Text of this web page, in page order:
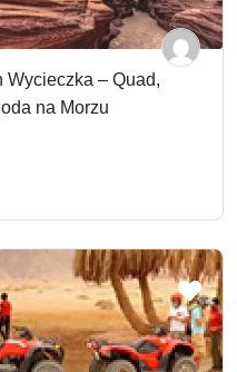
Wycieczka – Quad,
na Morzu